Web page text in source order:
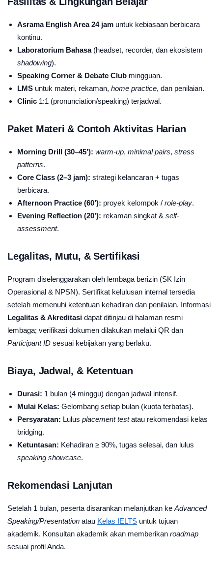
Asrama English Area 24 jam untuk kebiasaan berbicara
kontinu.
Laboratorium Bahasa(headset, recorder, dan ekosistem
shadowing).
Speaking Corner & Debate Club mingguan.
LMS untuk materi, rekaman, home practice, dan penilaian.
Clinic 1:1 (pronunciation/speaking) terjadwal.
Paket Materi & Contoh Aktivitas Harian
Morning Drill (30–45’): warm-up, minimal pairs, stress
patterns.
Core Class (2–3 jam): strategi kelancaran + tugas
berbicara.
Afternoon Practice (60’): proyek kelompok / role-play.
Evening Reflection (20’): rekaman singkat & self-
assessment.
Legalitas, Mutu, & Sertifikasi
Program diselenggarakan oleh lembaga berizin (SK Izin
Operasional & NPSN). Sertifikat kelulusan internal tersedia
setelah memenuhi ketentuan kehadiran dan penilaian. Informasi
Legalitas & Akreditasi dapat ditinjau di halaman resmi
lembaga; verifikasi dokumen dilakukan melalui QR dan
Participant ID sesuai kebijakan yang berlaku.
Biaya, Jadwal, & Ketentuan
Durasi: 1 bulan (4 minggu) dengan jadwal intensif.
Mulai Kelas: Gelombang setiap bulan (kuota terbatas).
Persyaratan: Lulus placement testatau rekomendasi kelas
bridging.
Ketuntasan: Kehadiran ≥ 90%, tugas selesai, dan lulus
speaking showcase.
Rekomendasi Lanjutan
Setelah 1 bulan, peserta disarankan melanjutkan ke Advanced
Speaking/Presentation atau Kelas IELTS untuk tujuan
akademik. Konsultan akademik akan memberikan roadmap
sesuai profil Anda.